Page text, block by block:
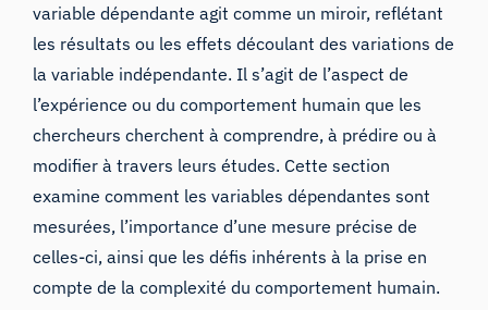
variable dépendante agit comme un miroir, reflétant
les résultats ou les effets découlant des variations de
la variable indépendante. Il s’agit de l’aspect de
l’expérience ou du comportement humain que les
chercheurs cherchent à comprendre, à prédire ou à
modifier à travers leurs études. Cette section
examine comment les variables dépendantes sont
mesurées, l’importance d’une mesure précise de
celles-ci, ainsi que les défis inhérents à la prise en
compte de la complexité du comportement humain.